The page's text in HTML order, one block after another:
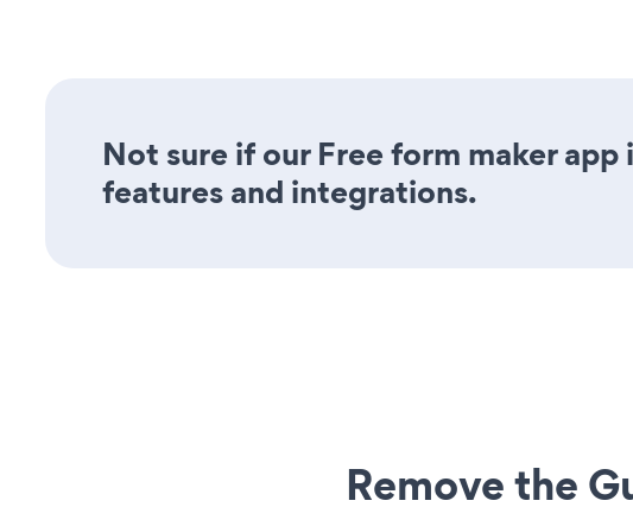
Not sure if our Free form maker
features and integrations.
Remove the